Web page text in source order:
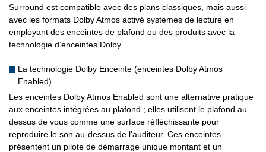
Surround est compatible avec des plans classiques, mais aussi
avec les formats Dolby Atmos activé systèmes de lecture en
employant des enceintes de plafond ou des produits avec la
technologie d’enceintes Dolby.
La technologie Dolby Enceinte (enceintes Dolby Atmos
Enabled)
Les enceintes Dolby Atmos Enabled sont une alternative pratique
aux enceintes intégrées au plafond ; elles utilisent le plafond au-
dessus de vous comme une surface réfléchissante pour
reproduire le son au-dessus de l’auditeur. Ces enceintes
présentent un pilote de démarrage unique montant et un